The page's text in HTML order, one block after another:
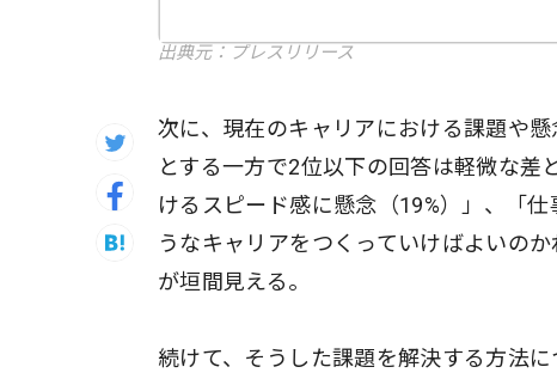
出典元：プレスリリース
次に、現在のキャリアにおける課題や
とする一方で2位以下の回答は軽微な差
けるスピード感に懸念（19%）」、「
うなキャリアをつくっていけばよいの
が垣間見える。
続けて、そうした課題を解決する方法